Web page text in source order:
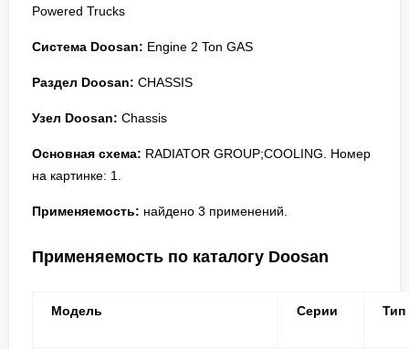
Powered Trucks
Система Doosan: Engine 2 Ton GAS
Раздел Doosan: CHASSIS
Узел Doosan: Chassis
Основная схема: RADIATOR GROUP;COOLING. Номер
на картинке: 1.
Применяемость: найдено 3 применений.
Применяемость по каталогу Doosan
Модель Серии Тип